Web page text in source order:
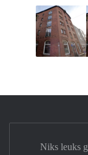
Niks leuks